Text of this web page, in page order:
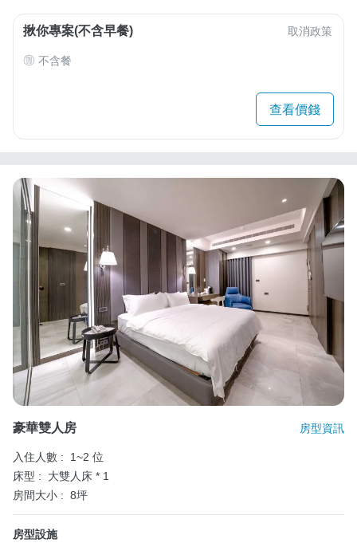
揪你專案(不含早餐) 取消政策
不含餐
查看價錢
豪華雙人房 房型資訊
入住人數 :
1~2 位
床型 :
大雙人床 * 1
房間大小 : 8坪
房型設施